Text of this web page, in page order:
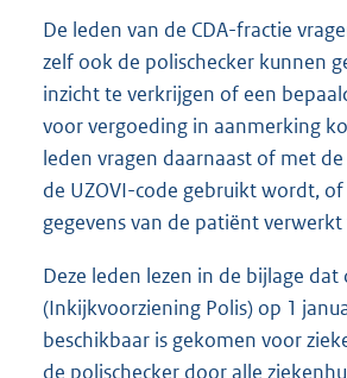
De leden van de CDA-fractie
zelf ook de polischecker kunnen
inzicht te verkrijgen of een
voor vergoeding in aanmerking
leden vragen daarnaast of met
de UZOVI-code gebruikt wordt,
gegevens van de patiënt
Deze leden lezen in de bijlage dat
(Inkijkvoorziening Polis) op 1
beschikbaar is gekomen voor
de polischecker door alle